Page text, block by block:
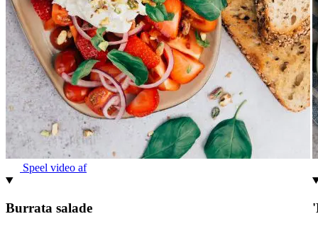
Speel video af
Burrata salade